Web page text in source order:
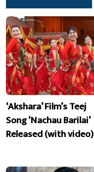
‘Akshara’ Film’s Teej
Song ‘Nachau Barilai’
Released (with video)